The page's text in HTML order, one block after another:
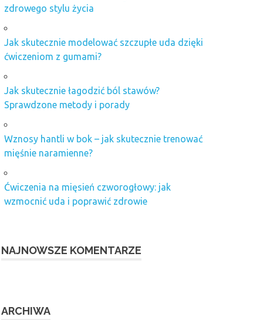
zdrowego stylu życia
Jak skutecznie modelować szczupłe uda dzięki
ćwiczeniom z gumami?
Jak skutecznie łagodzić ból stawów?
Sprawdzone metody i porady
Wznosy hantli w bok – jak skutecznie trenować
mięśnie naramienne?
Ćwiczenia na mięsień czworogłowy: jak
wzmocnić uda i poprawić zdrowie
NAJNOWSZE KOMENTARZE
ARCHIWA